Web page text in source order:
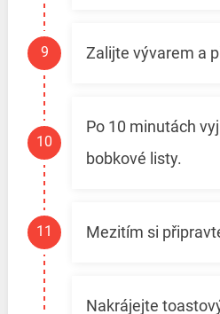
Zalijte vývarem a
Po 10 minutách
bobkové listy.
Mezitím si
Nakrájejte